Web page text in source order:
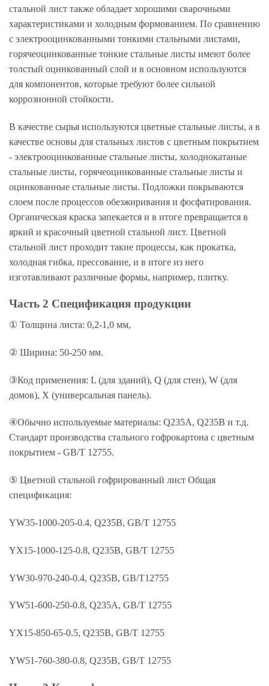
стальной лист также обладает хорошими сварочными
характеристиками и холодным формованием. По сравнению
с электрооцинкованными тонкими стальными листами,
горячеоцинкованные тонкие стальные листы имеют более
толстый оцинкованный слой и в основном используются
для компонентов, которые требуют более сильной
коррозионной стойкости.
В качестве сырья используются цветные стальные листы, а в
качестве основы для стальных листов с цветным покрытием
- электрооцинкованные стальные листы, холоднокатаные
стальные листы, горячеоцинкованные стальные листы и
оцинкованные стальные листы. Подложки покрываются
слоем после процессов обезжиривания и фосфатирования.
Органическая краска запекается и в итоге превращается в
яркий и красочный цветной стальной лист. Цветной
стальной лист проходит такие процессы, как прокатка,
холодная гибка, прессование, и в итоге из него
изготавливают различные формы, например, плитку.
Часть 2 Спецификация продукции
① Толщина листа: 0,2-1,0 мм,
② Ширина: 50-250 мм.
③Код применения: L (для зданий), Q (для стен), W (для
домов), X (универсальная панель).
④Обычно используемые материалы: Q235A, Q235B и т.д.
Стандарт производства стального гофрокартона с цветным
покрытием - GB/T 12755.
⑤ Цветной стальной гофрированный лист Общая
спецификация:
YW35-1000-205-0.4, Q235B, GB/T 12755
YX15-1000-125-0.8, Q235B, GB/T 12755
YW30-970-240-0.4, Q235B, GB/T12755
YW51-600-250-0.8, Q235A, GB/T 12755
YX15-850-65-0.5, Q235B, GB/T 12755
YW51-760-380-0.8, Q235B, GB/T 12755